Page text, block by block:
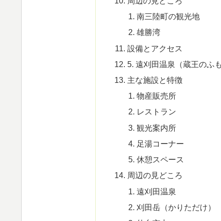
南三陸町の観光地
雄勝湾
設備とアクセス
5. 遠刈田温泉（蔵王のふ
主な施設と特徴
物産販売所
レストラン
観光案内所
足湯コーナー
休憩スペース
周辺の見どころ
遠刈田温泉
刈田岳（かりただけ）